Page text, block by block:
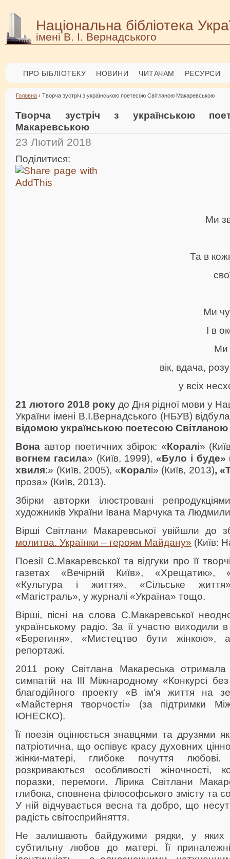
Національна бібліотека
імені В. І. Вернадського
ПРО БІБЛІОТЕКУ НОВИНИ ЧИТАЧАМ РЕСУРСИ
Головна › Творча зустріч з українською поетесою Світланою Макаревською
Творча зустріч з українською
Макаревською
23 Лютий 2018
Поділитися:
Ми
Та в
Ми
І в
Ми
вік, вдача,
у всіх
21 лютого 2018 року до Дня рідної мови у
України імені В.І.Вернадського (НБУВ)
відомою українською поетесою
Вона автор поетичних збірок: «Коралі»
вогнем гасила» (Київ, 1999), «Було і буде»
хвиля:» (Київ, 2005), «Коралі» (Київ, 2013),
проза» (Київ, 2013).
Збірки авторки ілюстровані
художників України Івана Марчука та
Вірші Світлани Макаревської увійшли до
молитва. Українки – героям Майдану» (Київ:
Поезії С.Макаревської та відгуки про її
газетах «Вечірній Київ», «Хрещатик»,
«Культура і життя», «Сільське
«Магістраль», у журналі «Україна» тощо.
Вірші, пісні на слова С.Макаревської
українському радіо. За її участю виходили
«Берегиня», «Мистецтво бути жінкою», а
репортажі.
2011 року Світлана Макареська отримала
симпатій на ІІІ Міжнародному «Конкурсі
благодійного проекту «В ім'я життя на
«Майстерня творчості» (за підтримки
ЮНЕСКО).
Її поезія оцінюється знавцями та друзями
патріотична, що оспівує красу духовних
жінки-матері, глибоке почуття
розкриваються особливості жіночності,
поразки, перемоги. Лірика Світлани
глибока, сповнена філософського змісту та
У ній відчувається весна та добро, що
радість світосприйняття.
Не залишають байдужими рядки, у яких
субтильну любов до матері. Її